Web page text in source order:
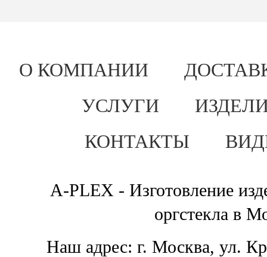
О КОМПАНИИ
УСЛУГИ
КОНТАКТЫ
A-PLEX - Изготовление
оргстекла в
Наш адрес: г. Москва, ул.